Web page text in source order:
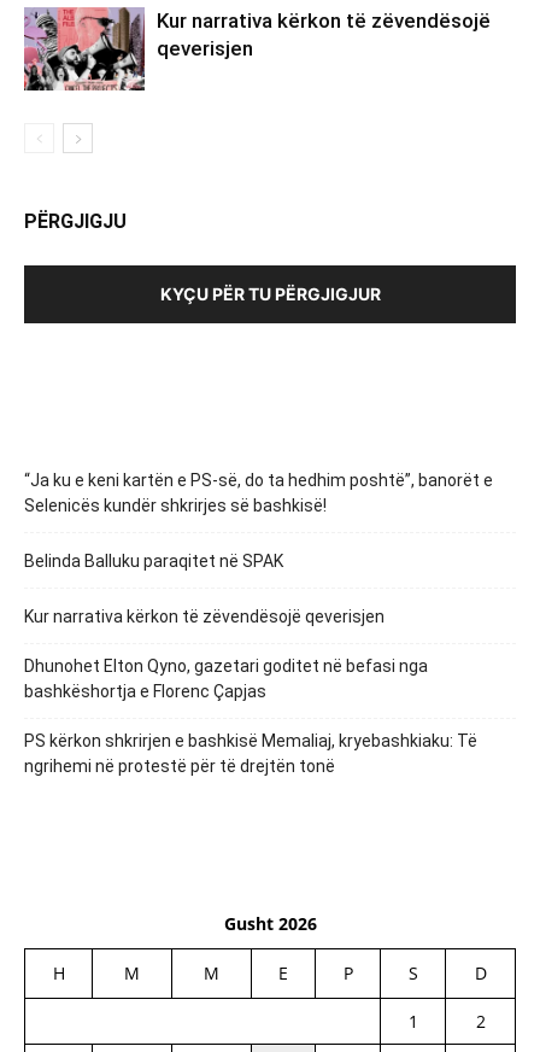
Kur narrativa kërkon të zëvendësojë
qeverisjen
PËRGJIGJU
KYÇU PËR TU PËRGJIGJUR
“Ja ku e keni kartën e PS-së, do ta hedhim poshtë”, banorët e
Selenicës kundër shkrirjes së bashkisë!
Belinda Balluku paraqitet në SPAK
Kur narrativa kërkon të zëvendësojë qeverisjen
Dhunohet Elton Qyno, gazetari goditet në befasi nga
bashkëshortja e Florenc Çapjas
PS kërkon shkrirjen e bashkisë Memaliaj, kryebashkiaku: Të
ngrihemi në protestë për të drejtën tonë
Gusht 2026
H M M E P S D
1
2